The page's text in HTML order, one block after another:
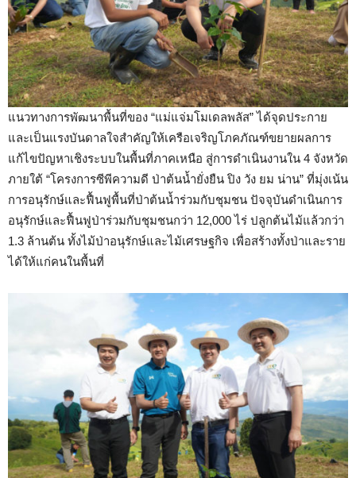
แนวทางการพัฒนาพื้นที่ของ “แม่แจ่มโมเดลพลัส” ได้จุดประกาย
และเป็นแรงบันดาลใจสำคัญให้เครือเจริญโภคภัณฑ์ขยายผลการ
แก้ไขปัญหาเชิงระบบในพื้นที่ภาคเหนือ สู่การดำเนินงานใน 4 จังหวัด
ภายใต้ “โครงการซีพีความดี ป่าต้นน้ำยั่งยืน ปิง วัง ยม น่าน” ที่มุ่งเน้น
การอนุรักษ์และฟื้นฟูพื้นที่ป่าต้นน้ำร่วมกับชุมชน ปัจจุบันดำเนินการ
อนุรักษ์และฟื้นฟูป่าร่วมกับชุมชนกว่า 12,000 ไร่ ปลูกต้นไม้แล้วกว่า
1.3 ล้านต้น ทั้งไม้ป่าอนุรักษ์และไม้เศรษฐกิจ เพื่อสร้างทั้งป่าและราย
ได้ให้แก่คนในพื้นที่